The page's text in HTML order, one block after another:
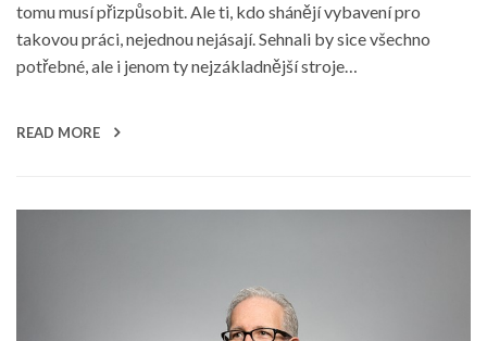
tomu musí přizpůsobit. Ale ti, kdo shánějí vybavení pro
takovou práci, nejednou nejásají. Sehnali by sice všechno
potřebné, ale i jenom ty nejzákladnější stroje…
READ MORE